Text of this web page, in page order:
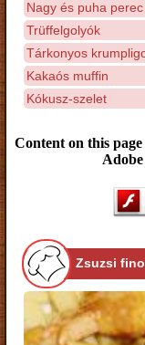
Nagy és puha perec
Trüffelgolyók
Tárkonyos
Kakaós muffin
Kókusz-szelet
Content on this
Zsuzsi